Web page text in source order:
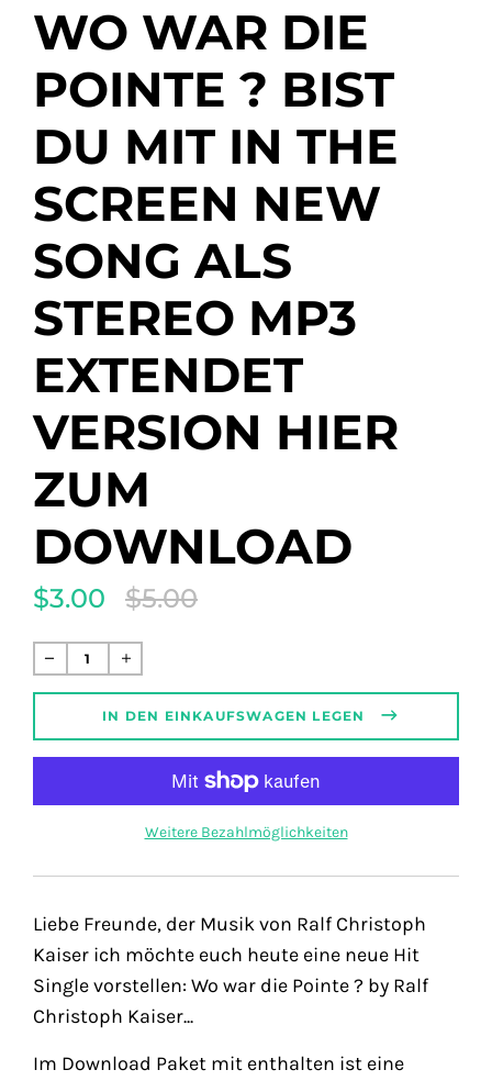
WO WAR DIE
POINTE ? BIST
DU MIT IN THE
SCREEN NEW
SONG ALS
STEREO MP3
EXTENDET
VERSION HIER
ZUM
DOWNLOAD
$3.00
Translation
de.products.product.regular_price
$5.00
Normaler
Preis
IN DEN EINKAUFSWAGEN LEGEN
Weitere Bezahlmöglichkeiten
Liebe Freunde, der Musik von Ralf Christoph
Kaiser ich möchte euch heute eine neue Hit
Single vorstellen: Wo war die Pointe ? by Ralf
Christoph Kaiser...
Im Download Paket mit enthalten ist eine